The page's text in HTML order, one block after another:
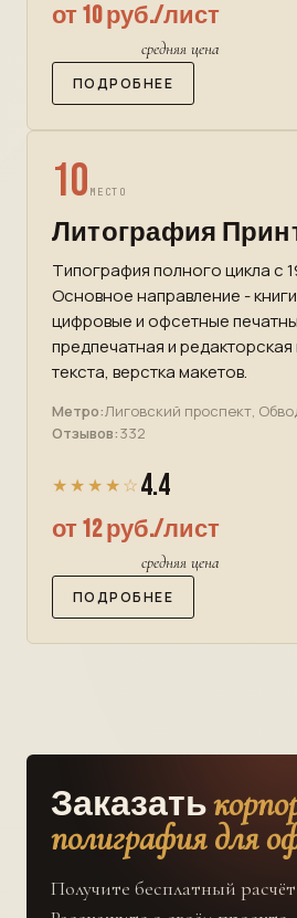
от 10 руб./лист
средняя цена
ПОДРОБНЕЕ
10 МЕСТО
Литография
Типография полного цикла с
Основное направление -
цифровые и офсетные
предпечатная и редакторская
текста, верстка макетов.
Метро:Лиговский проспект,
Отзывов:332
★★★★☆ 4.4
от 12 руб./лист
средняя цена
ПОДРОБНЕЕ
Заказать
полиграфия для
Получите бесплатный